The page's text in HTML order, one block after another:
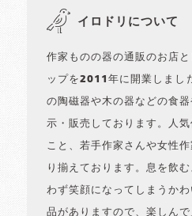
イロドリについて
作家ものの器の通販のお店
ップを2011年に開業しまし
の陶磁器や木の器などの食
示・販売しております。人
こと、若手作家さんや女性
り揃えております。息を飲
わず笑顔になってしまうか
品がありますので、楽しん